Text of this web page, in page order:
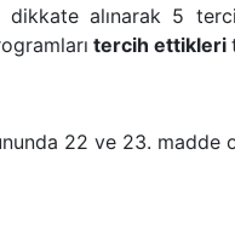
alınarak 5
tercih ettikleri
22 ve 23. madde